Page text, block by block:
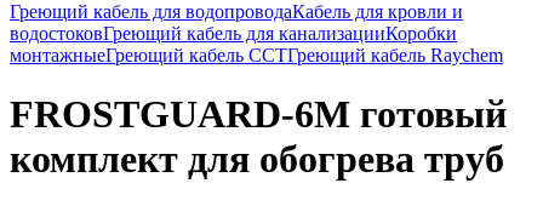
Греющий кабель для водопроводаКабель для кровли и
водостоковГреющий кабель для канализацииКоробки
монтажныеГреющий кабель ССТГреющий кабель Raychem
FROSTGUARD-6M готовый
комплект для обогрева труб